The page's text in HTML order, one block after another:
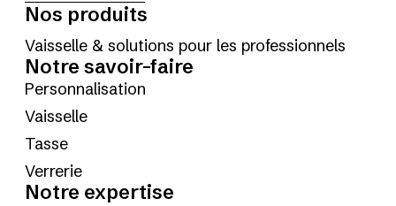
Nos produits
Vaisselle & solutions pour les professionnels
Notre savoir-faire
Personnalisation
Vaisselle
Tasse
Verrerie
Notre expertise